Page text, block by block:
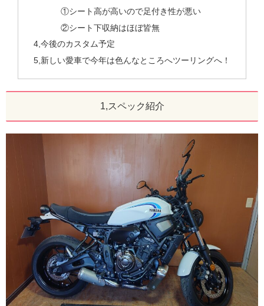
①シート高が高いので足付き性が悪い
②シート下収納はほぼ皆無
4,今後のカスタム予定
5,新しい愛車で今年は色んなところへツーリングへ！
1,スペック紹介